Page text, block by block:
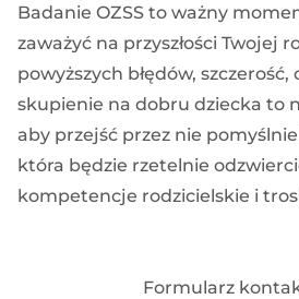
Badanie OZSS to ważny
zaważyć na przyszłości Twojej
powyższych błędów,
skupienie na dobru dziecka to
aby przejść przez nie
która będzie rzetelnie
kompetencje rodzicielskie i
Formularz